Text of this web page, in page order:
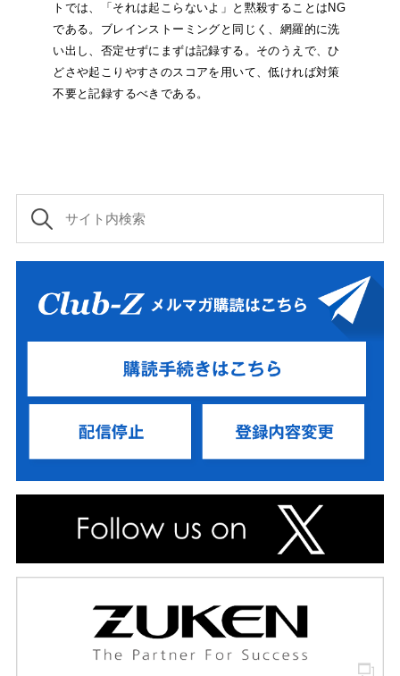
トでは、「それは起こらないよ」と黙殺することはNG
である。ブレインストーミングと同じく、網羅的に洗
い出し、否定せずにまずは記録する。そのうえで、ひ
どさや起こりやすさのスコアを用いて、低ければ対策
不要と記録するべきである。